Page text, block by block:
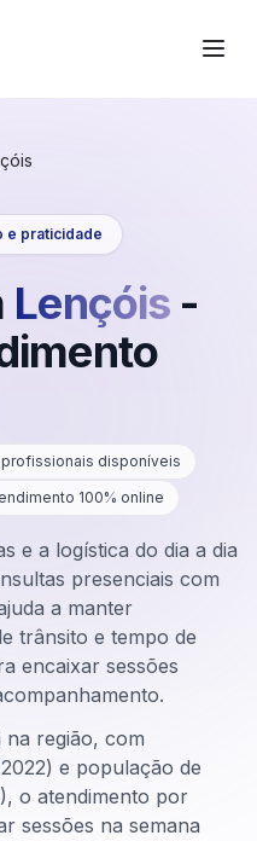
e praticidade
Lençóis -
profissionais disponíveis
100% online
e a logística do dia a dia
presenciais com
a manter
trânsito e tempo de
encaixar sessões
na região, com
e população de
o atendimento por
sessões na semana